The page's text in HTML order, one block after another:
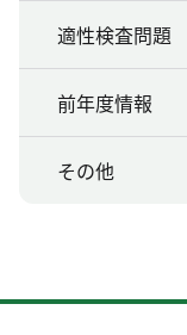
適性検査問題
前年度情報
その他